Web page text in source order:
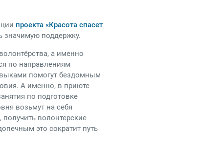
проекта «Красота спасет
значимую поддержку.
а именно
по направлениям
помогут бездомным
А именно, в приюте
по подготовке
возьмут на себя
волонтерские
это сократит путь